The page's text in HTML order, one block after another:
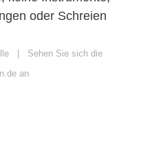
oder Schreien
| Sehen Sie sich die
an